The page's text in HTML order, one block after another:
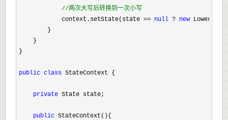
//两次大写后转换到一次小写
            context.setState(state ==
null ? new
        }
    }
}
public class StateContext {
private State state;
public StateContext(){